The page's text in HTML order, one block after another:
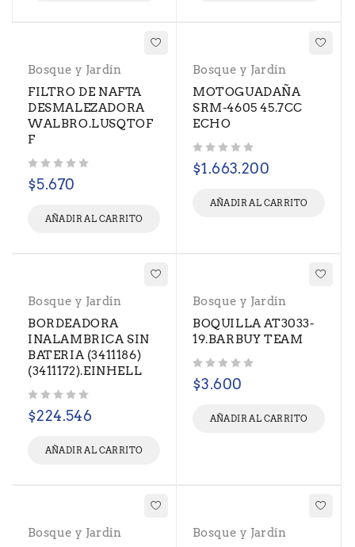
Bosque y Jardín
FILTRO DE NAFTA
DESMALEZADORA
WALBRO.LUSQTOF
F
$5.670
AÑADIR AL CARRITO
Bosque y Jardín
MOTOGUADAÑA
SRM-4605 45.7CC
ECHO
$1.663.200
AÑADIR AL CARRITO
Bosque y Jardín
BORDEADORA
INALAMBRICA SIN
BATERIA (3411186)
(3411172).EINHELL
$224.546
AÑADIR AL CARRITO
Bosque y Jardín
BOQUILLA AT3033-
19.BARBUY TEAM
$3.600
AÑADIR AL CARRITO
Bosque y Jardín
Bosque y Jardín